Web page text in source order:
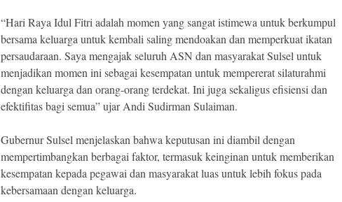
“Hari Raya Idul Fitri adalah momen yang sangat istimewa untuk berkumpul
bersama keluarga untuk kembali saling mendoakan dan memperkuat ikatan
persaudaraan. Saya mengajak seluruh ASN dan masyarakat Sulsel untuk
menjadikan momen ini sebagai kesempatan untuk mempererat silaturahmi
dengan keluarga dan orang-orang terdekat. Ini juga sekaligus efisiensi dan
efektifitas bagi semua” ujar Andi Sudirman Sulaiman.
Gubernur Sulsel menjelaskan bahwa keputusan ini diambil dengan
mempertimbangkan berbagai faktor, termasuk keinginan untuk memberikan
kesempatan kepada pegawai dan masyarakat luas untuk lebih fokus pada
kebersamaan dengan keluarga.